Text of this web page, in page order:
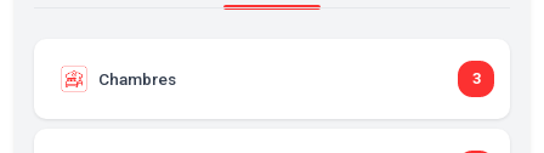
Chambres 3